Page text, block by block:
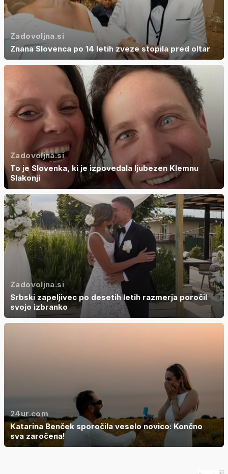
Zadovoljna.si
Znana Slovenca po 14 letih zveze stopila pred oltar
Zadovoljna.si
To je Slovenka, ki je izpovedala ljubezen Klemnu
Slakonji
Zadovoljna.si
Srbski zapeljivec po desetih letih razmerja poročil
svojo izbranko
24ur.com
Katarina Benček sporočila veselo novico: Končno
sva zaročena!